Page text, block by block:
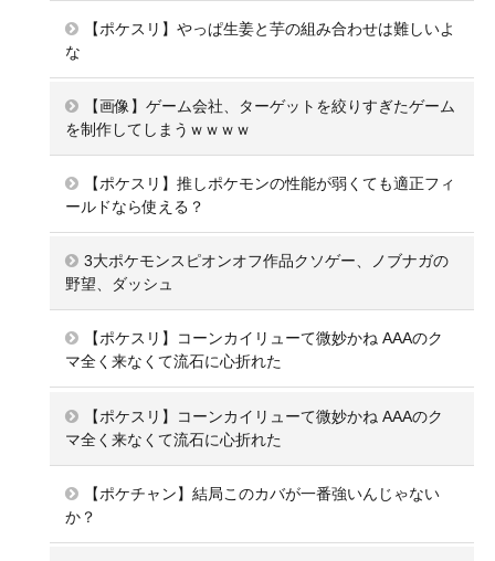
【ポケスリ】やっぱ生姜と芋の組み合わせは難しいよ
な
【画像】ゲーム会社、ターゲットを絞りすぎたゲーム
を制作してしまうｗｗｗｗ
【ポケスリ】推しポケモンの性能が弱くても適正フィ
ールドなら使える？
3大ポケモンスピオンオフ作品クソゲー、ノブナガの
野望、ダッシュ
【ポケスリ】コーンカイリューて微妙かね AAAのク
マ全く来なくて流石に心折れた
【ポケスリ】コーンカイリューて微妙かね AAAのク
マ全く来なくて流石に心折れた
【ポケチャン】結局このカバが一番強いんじゃない
か？